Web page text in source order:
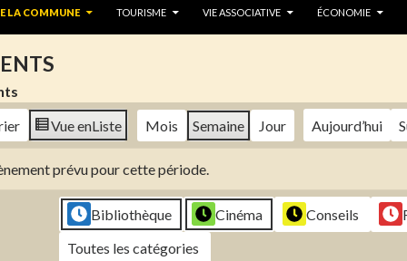
LA COMMUNE
TOURISME VIE ASSOCIATIVE ÉCONOMIE
Vue enListe Mois Semaine Jour Aujourd’hui
prévu pour cette période.
Bibliothèque Cinéma Conseils
Toutes les catégories